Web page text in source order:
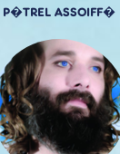
P�TREL ASSOIFF�